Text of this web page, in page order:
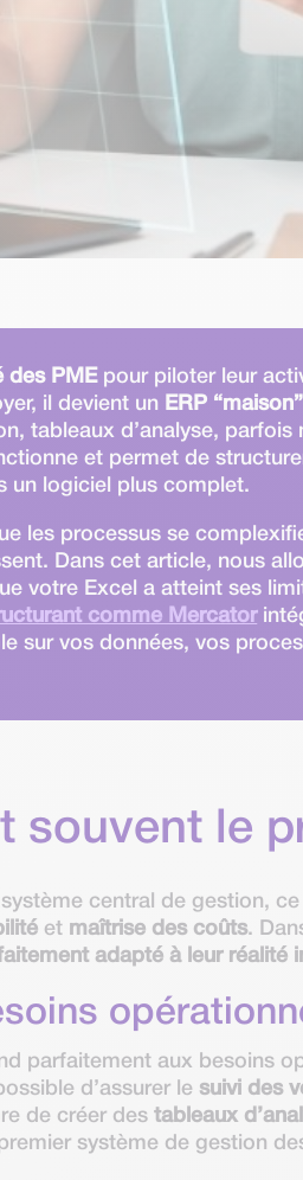
des PMEpour piloter leur
il devient un ERP “maison”
tableaux d’analyse, parfois
et permet de
un logiciel plus complet.
les processus se
Dans cet article, nous
votre Excel a atteint ses
comme Mercator
sur vos données, vos
souvent le
central de gestion,
et maîtrise des coûts.
adapté à leur réalité
parfaitement aux besoins
d’assurer le suivi des
de créer destableaux
système de gestion